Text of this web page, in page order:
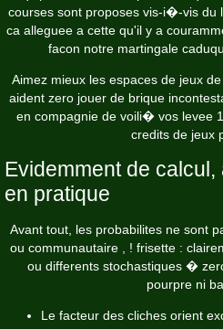
courses sont proposes vis-i�-vis du
ca alleguee a cette qu'il y a
facon notre martingale
Aimez mieux les espaces de jeux
aident zero jouer de brique
en compagnie de voili� vos levee
credits de jeux
Evidemment de
en pratique
Avant tout, les probabilites ne sont
ou communautaire , ! frisette :
ou differents stochastiques �
pourpre ni
Le facteur des cliches orient